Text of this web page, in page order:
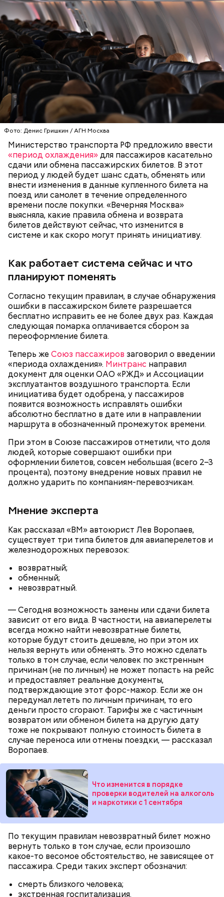
Фото: Денис Гришкин / АГН Москва
Министерство транспорта РФ предложило ввести
«период охлаждения»для пассажиров касательно
сдачи или обмена пассажирских билетов. В этот
период у людей будет шанс сдать, обменять или
внести изменения в данные купленного билета на
поезд или самолет в течение определенного
времени после покупки. «Вечерняя Москва»
выясняла, какие правила обмена и возврата
билетов действуют сейчас, что изменится в
системе и как скоро могут принять инициативу.
Как работает система сейчас и что
планируют поменять
Согласно текущим правилам, в случае обнаружения
ошибки в пассажирском билете разрешается
бесплатно исправить ее не более двух раз. Каждая
следующая помарка оплачивается сбором за
переоформление билета.
Теперь же Союз пассажиров заговорил о введении
«периода охлаждения». Минтранс направил
документ для оценки ОАО «РЖД» и Ассоциации
эксплуатантов воздушного транспорта. Если
инициатива будет одобрена, у пассажиров
появится возможность исправлять ошибки
абсолютно бесплатно в дате или в направлении
маршрута в обозначенный промежуток времени.
При этом в Союзе пассажиров отметили, что доля
людей, которые совершают ошибки при
оформлении билетов, совсем небольшая (всего 2–3
процента), поэтому внедрение новых правил не
должно ударить по компаниям-перевозчикам.
Мнение эксперта
Как рассказал «ВМ» автоюрист Лев Воропаев,
существует три типа билетов для авиаперелетов и
железнодорожных перевозок:
возвратный;
обменный;
невозвратный.
— Сегодня возможность замены или сдачи билета
зависит от его вида. В частности, на авиаперелеты
всегда можно найти невозвратные билеты,
которые будут стоить дешевле, но при этом их
нельзя вернуть или обменять. Это можно сделать
только в том случае, если человек по экстренным
причинам (не по личным) не может попасть на рейс
и предоставляет реальные документы,
подтверждающие этот форс-мажор. Если же он
передумал лететь по личным причинам, то его
деньги просто сгорают. Тарифы же с частичным
возвратом или обменом билета на другую дату
тоже не покрывают полную стоимость билета в
случае переноса или отмены поездки, — рассказал
Воропаев.
Что изменится в порядке
проверки водителей на алкоголь
и наркотики с 1 сентября
По текущим правилам невозвратный билет можно
вернуть только в том случае, если произошло
какое-то весомое обстоятельство, не зависящее от
пассажира. Среди таких эксперт обозначил:
смерть близкого человека;
экстренная госпитализация.
кабачок;
брынза;
растительное масло;
помидоры черри либо грунтовые.
— Кабачки нужно натереть длинными слайсами
(это можно сделать на специальной терке),
похожими на спагетти, и уложить в противень.
Дальше нужно добавить немного растительного
масла, соль, а сверху бросить хаотично
порезанную брынзу. Затем добавляются помидоры
черри или грунтовые, — рассказал шеф-повар.
190 градусов. Спагетти из кабачка нужно запекать
25–30 минут.
Уберут отеки и улучшат зрение:
о пользе кабачков
Кабачки, тушеные с курицей
Ингредиенты:
Как приготовить домашний
Эндокринолог Куликова
объяснила, в чем заключается
фруктов
— Там может содержаться огромное количество
нитратов, которое вызовет головокружение,
гипоксию и ухудшение физического состояния, —
предостерегла Соломатина.
Также не нужно есть дыню до корки, потому что
именно там скапливаются нитраты. И важно
собеседница «ВМ».
Как выбрать дыню
Фото: Shutterstock
При выборе дыни эксперт посоветовала
ориентироваться на запах: